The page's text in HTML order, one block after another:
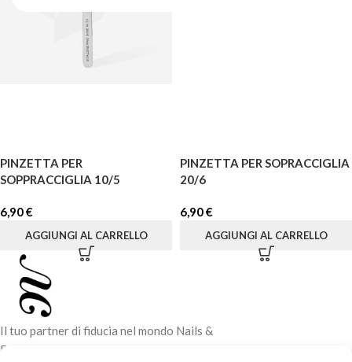
PINZETTA PER
SOPPRACCIGLIA 10/5
6,90€
AGGIUNGI AL CARRELLO
PINZETTA PER SOPRACCIGLIA
20/6
6,90€
AGGIUNGI AL CARRELLO
Il tuo partner di fiducia nel mondo Nails &
Beauty. Vendita di prodotti professionali e